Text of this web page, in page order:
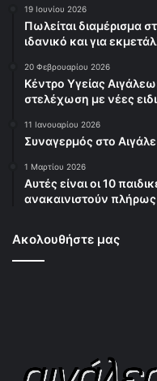
19 Ιουνίου 2026
Πωλείται διαμέρισμα
ιδανικό και για
20 Φεβρουαρίου 2026
Κέντρο Υγείας
στελέχωση με νέες
11 Ιανουαρίου 2026
Συναγερμός στο
1 Μαρτίου 2026
Αυτές είναι οι 10
ανακαινιστούν
Ακολουθήστε μας